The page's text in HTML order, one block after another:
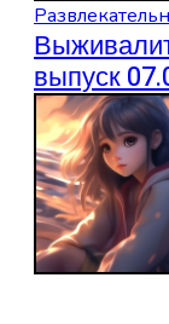
выпуск